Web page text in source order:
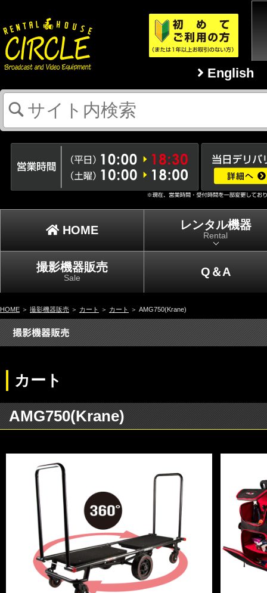
English
HOME レンタル機器
Rental
撮影機器販売
Sale Q＆A
HOME ＞ 撮影機器販売 ＞ カート ＞ カート ＞ AMG750(Krane)
カート
AMG750(Krane)